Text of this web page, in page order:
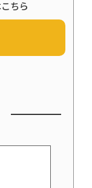
ちら